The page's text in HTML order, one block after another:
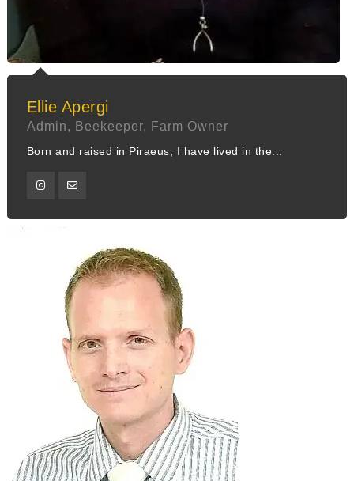
Ellie Apergi
Admin, Beekeeper, Farm Owner
Born and raised in Piraeus, I have lived in the...